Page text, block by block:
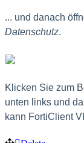
... und danach
Datenschutz.
Klicken Sie zum
unten links und
kann FortiClient